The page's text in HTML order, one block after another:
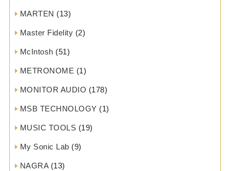
MARTEN (13)
Master Fidelity (2)
McIntosh (51)
METRONOME (1)
MONITOR AUDIO (178)
MSB TECHNOLOGY (1)
MUSIC TOOLS (19)
My Sonic Lab (9)
NAGRA(13)